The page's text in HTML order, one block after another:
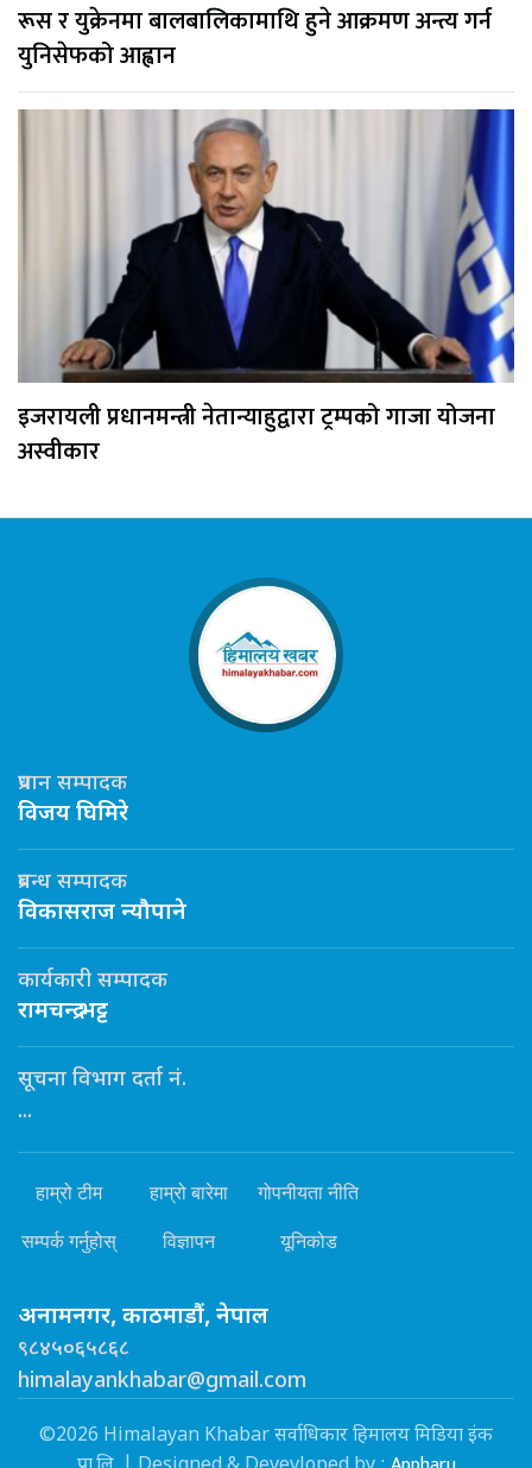
रूस र युक्रेनमा बालबालिकामाथि हुने आक्रमण अन्त्य गर्न
युनिसेफको आह्वान
इजरायली प्रधानमन्त्री नेतान्याहुद्वारा ट्रम्पको गाजा योजना
अस्वीकार
प्रधान सम्पादक
विजय घिमिरे
प्रबन्ध सम्पादक
विकासराज न्यौपाने
कार्यकारी सम्पादक
रामचन्द्र भट्ट
सूचना विभाग दर्ता नं.
...
हाम्रो टीम हाम्रो बारेमा गोपनीयता नीति
सम्पर्क गर्नुहोस् विज्ञापन यूनिकोड
अनामनगर, काठमाडौं, नेपाल
९८४५०६५८६८
himalayankhabar@gmail.com
©2026 Himalayan Khabar सर्वाधिकार हिमालय मिडिया इंक